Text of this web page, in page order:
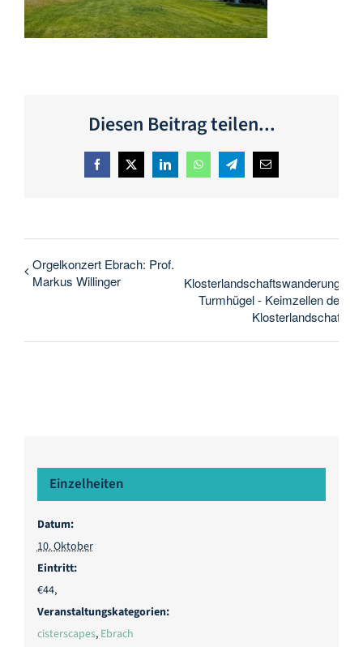
Diesen Beitrag teilen...
Facebook
X LinkedInWhatsAppTelegram
E-
Mail
Orgelkonzert Ebrach: Prof.
Markus Willinger
Klosterlandschaftswanderung:
Turmhügel - Keimzellen der
Klosterlandschaft
Einzelheiten
Datum:
10. Oktober
Eintritt:
€44,
Veranstaltungskategorien:
cisterscapes, Ebrach